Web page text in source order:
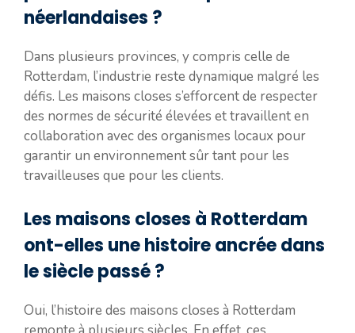
néerlandaises ?
Dans plusieurs provinces, y compris celle de
Rotterdam, l’industrie reste dynamique malgré les
défis. Les maisons closes s’efforcent de respecter
des normes de sécurité élevées et travaillent en
collaboration avec des organismes locaux pour
garantir un environnement sûr tant pour les
travailleuses que pour les clients.
Les maisons closes à Rotterdam
ont-elles une histoire ancrée dans
le siècle passé ?
Oui, l’histoire des maisons closes à Rotterdam